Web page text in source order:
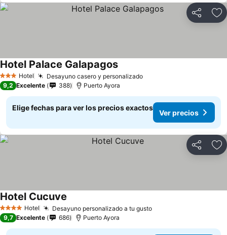
Compartir
3 Estrellas
Hotel Desayuno casero y personalizadoVer precios
Hotel Palace GalapagosVer precios
9,2 Excelente 388 Puerto Ayora
Elige fechas para ver los precios exactos
Ver precios
Compartir
4 EstrellasHotel Desayuno personalizado a tu gustoVer precios
Hotel Cucuve
9,7 Excelente 686 Puerto Ayora